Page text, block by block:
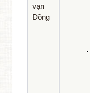
vạn
Đồng